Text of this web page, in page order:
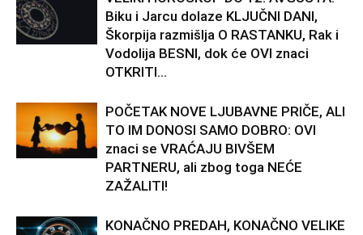
Biku i Jarcu dolaze KLJUČNI DANI,
Škorpija razmišlja O RASTANKU, Rak i
Vodolija BESNI, dok će OVI znaci
OTKRITI...
POČETAK NOVE LJUBAVNE PRIČE, ALI
TO IM DONOSI SAMO DOBRO: OVI
znaci se VRAĆAJU BIVŠEM
PARTNERU, ali zbog toga NEĆE
ZAŽALITI!
KONAČNO PREDAH, KONAČNO VELIKE